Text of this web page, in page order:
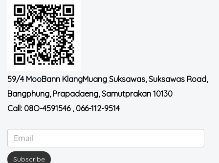
59/4 MooBann KlangMuang Suksawas, Suksawas Road,
Bangphung, Prapadaeng, Samutprakan 10130
Call: 08O-4591546, 066-112-9514
Subscribe